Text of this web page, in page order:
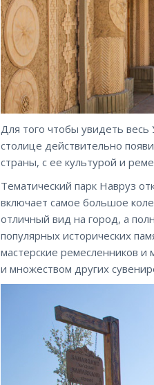
Для того чтобы увидеть весь
столице действительно
страны, с ее культурой и
Тематический парк Навруз
включает самое большое
отличный вид на город, а
популярных исторических
мастерские ремесленников
и множеством других